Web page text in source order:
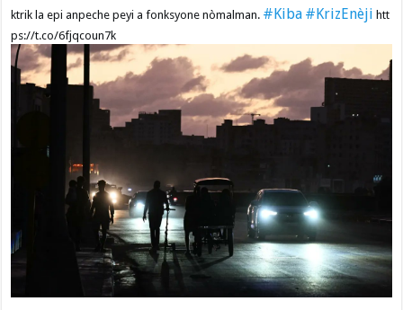
ktrik la epi anpeche peyi a fonksyone nòmalman. #Kiba #KrizEnèji htt
ps://t.co/6fjqcoun7k